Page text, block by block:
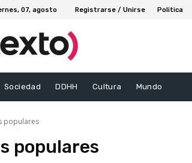
07, agosto Registrarse / Unirse Politica
Sociedad DDHH Cultura Mundo
populares
populares